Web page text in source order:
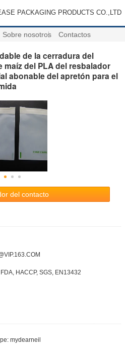
PACKAGING PRODUCTS CO.,LTD
Sobre nosotros Contactos
de la cerradura del
del PLA del resbalador
abonable del apretón para el
del contacto
HACCP, SGS, EN13432
mydearneil